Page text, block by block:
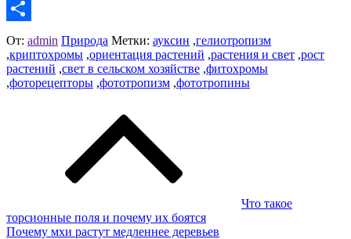
Email
Отправить
От: admin Природа Метки: ауксин ,гелиотропизм
,криптохромы ,ориентация растений ,растения и свет ,рост
растений ,свет в сельском хозяйстве ,фитохромы
,фоторецепторы ,фототропизм ,фототропины
Что такое
торсионные поля и почему их боятся
Почему мхи растут медленнее деревьев